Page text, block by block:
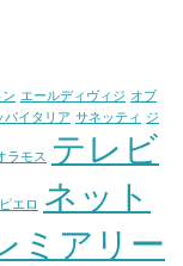
エールディヴィジ オブ
パイタリア サネッティ ジ
ラモス
テレビ
エロ
ネット
ミアリー